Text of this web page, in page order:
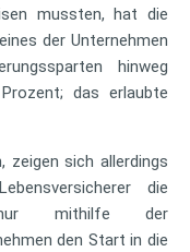
mussten, hat die
der Unternehmen
hinweg
das erlaubte
zeigen sich allerdings
die
nur mithilfe der
den Start in die